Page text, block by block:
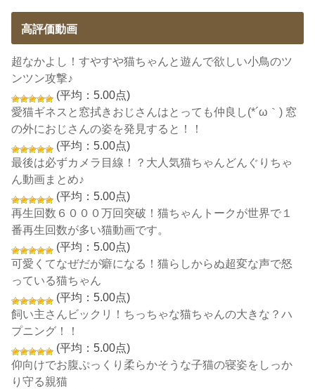
高評価動画
超なかよし！すやすや猫ちゃんと遊んで欲しい小鳥のツ
ンツン攻撃♪
(平均：5.00点)
愛猫ギネスと窓拭きおじさんはとっても仲良し(*´ω｀) 窓
の外におじさんの姿を発見すると！！
(平均：5.00点)
最後は必ずカメラ目線！？大人気猫ちゃんどんぐりちゃ
ん動画まとめ♪
(平均：5.00点)
再生回数６０００万回突破！猫ちゃんトークが世界で１
番再生回数が多い猫動画です。
(平均：5.00点)
可愛くてなぜだが癖になる！猫らしからぬ超変な声で怒
っている猫ちゃん
(平均：5.00点)
飼い主さんビックリ！ちっちゃな猫ちゃんの大きな？ハ
プニング！！
(平均：5.00点)
仰向けでお腹ぷっくり柔らかそうな子猫の寝姿をしっか
り守る親猫